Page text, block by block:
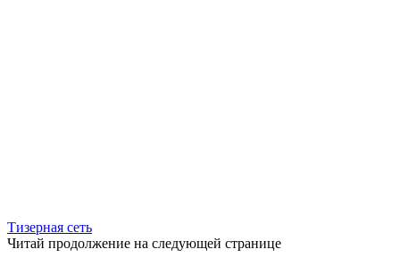
Тизерная сеть
Читай продолжение на следующей странице